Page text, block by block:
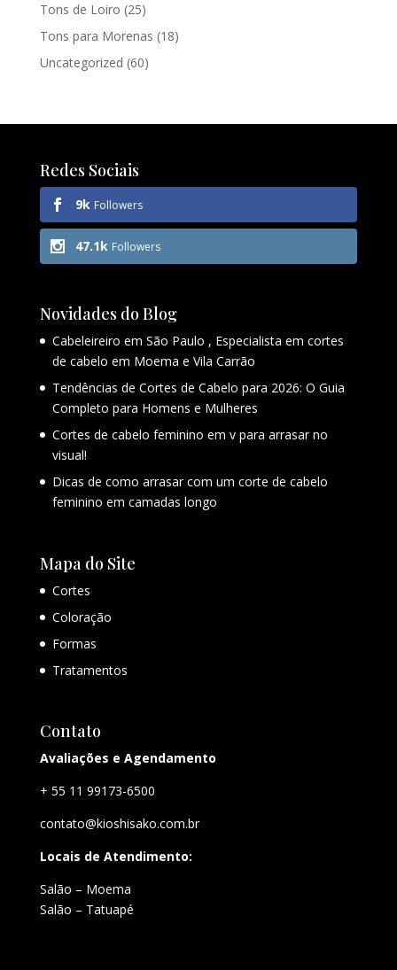
Tons de Loiro (25)
Tons para Morenas (18)
Uncategorized (60)
Redes Sociais
9k Followers
47.1k Followers
Novidades do Blog
Cabeleireiro em São Paulo , Especialista em cortes
de cabelo em Moema e Vila Carrão
Tendências de Cortes de Cabelo para 2026: O Guia
Completo para Homens e Mulheres
Cortes de cabelo feminino em v para arrasar no
visual!
Dicas de como arrasar com um corte de cabelo
feminino em camadas longo
Mapa do Site
Cortes
Coloração
Formas
Tratamentos
Contato
Avaliações e Agendamento
+ 55 11 99173-6500
contato@kioshisako.com.br
Locais de Atendimento:
Salão – Moema
Salão – Tatuapé